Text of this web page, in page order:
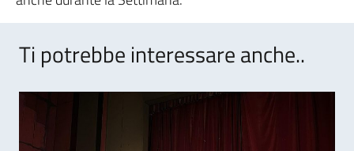
Ti potrebbe interessare anche..